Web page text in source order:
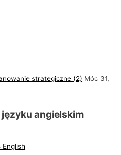
strategiczne (2) Móc 31,
angielskim